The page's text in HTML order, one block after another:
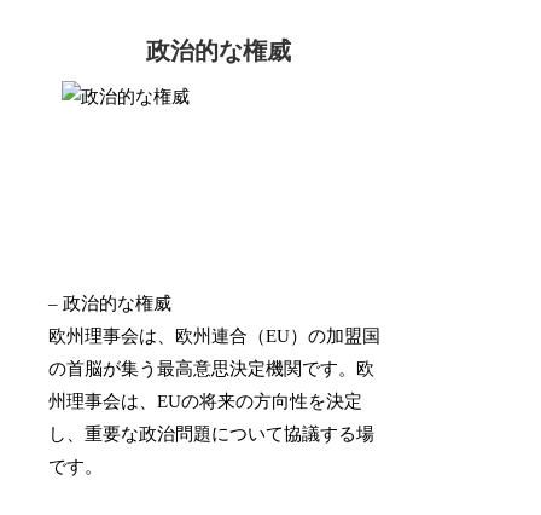
政治的な権威
– 政治的な権威
欧州理事会は、欧州連合（EU）の加盟国
の首脳が集う最高意思決定機関です。欧
州理事会は、EUの将来の方向性を決定
し、重要な政治問題について協議する場
です。